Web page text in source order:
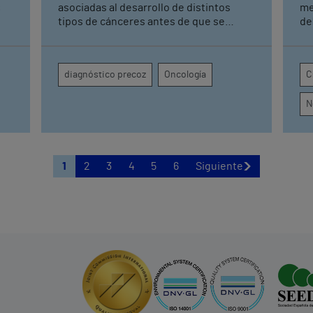
asociadas al desarrollo de distintos
tipos de cánceres antes de que se
curación y mejorar los resultados
terapéuticos mediante tratamientos
diagnóstico precoz Oncología
1 2 3 4 5 6 Siguiente